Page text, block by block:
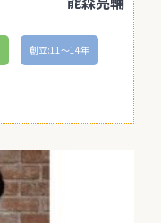
創立:11〜14年